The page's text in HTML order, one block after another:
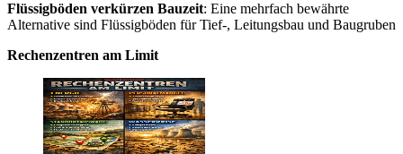
Flüssigböden verkürzen Bauzeit: Eine mehrfach bewährte
Alternative sind Flüssigböden für Tief-, Leitungsbau und Baugruben
Rechenzentren am Limit